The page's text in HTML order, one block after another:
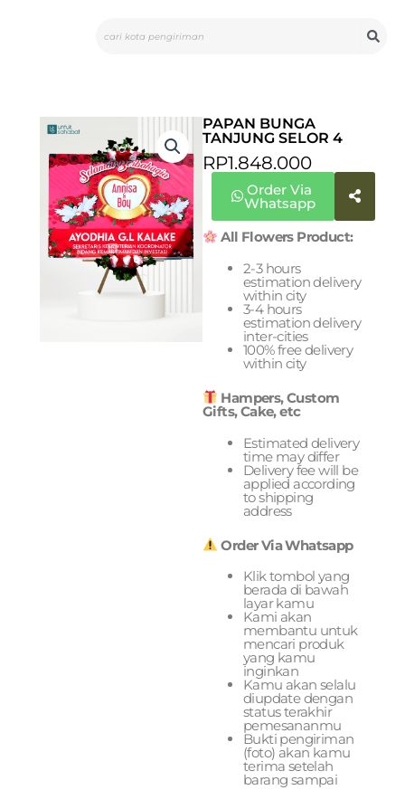
PAPAN BUNGA
TANJUNG SELOR 4
RP1.848.000
Order Via
Whatsapp
All Flowers Product:
2-3 hours
estimation delivery
within city
3-4 hours
estimation delivery
inter-cities
100% free delivery
within city
Hampers, Custom
Gifts, Cake, etc
Estimated delivery
time may differ
Delivery fee will be
applied according
to shipping
address
Order Via Whatsapp
Klik tombol yang
berada di bawah
layar kamu
Kami akan
membantu untuk
mencari produk
yang kamu
inginkan
Kamu akan selalu
diupdate dengan
status terakhir
pemesananmu
Bukti pengiriman
(foto) akan kamu
terima setelah
barang sampai